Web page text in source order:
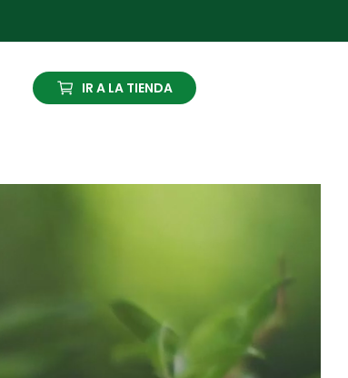
IR A LA TIENDA